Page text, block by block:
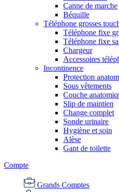
Canne de marche
Béquille
Téléphone grosses
Téléphone fixe
Téléphone fixe
Chargeur
Accessoires
Incontinence
Protection
Sous vêtements
Couche
Slip de maintien
Change complet
Sonde urinaire
Hygiène et soin
Alèse
Gant de toilette
Compte
Grands Comptes